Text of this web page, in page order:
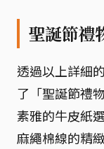
聖誕節禮
透過以上詳細
了「聖誕節禮
素雅的牛皮紙
麻繩棉線的精